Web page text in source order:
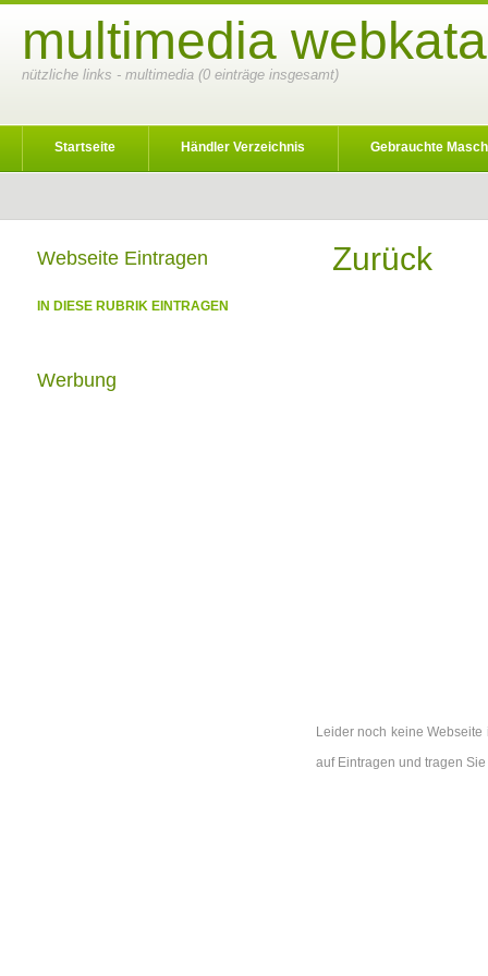
multimedia
nützliche links - multimedia (0 einträge insgesamt)
Startseite Händler Verzeichnis Gebrauchte
Zurück
Leider noch keine
auf Eintragen und tragen
Webseite Eintragen
IN DIESE RUBRIK EINTRAGEN
Werbung